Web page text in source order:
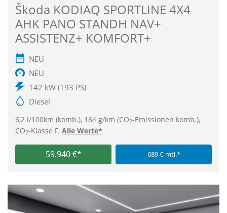
Škoda KODIAQ SPORTLINE 4X4
AHK PANO STANDH NAV+
ASSISTENZ+ KOMFORT+
NEU
NEU
142 kW (193 PS)
Diesel
6,2 l/100km (komb.), 164 g/km (CO2-Emissionen komb.),
CO2-Klasse F, Alle Werte*
59.940 €* 689 € mtl.*